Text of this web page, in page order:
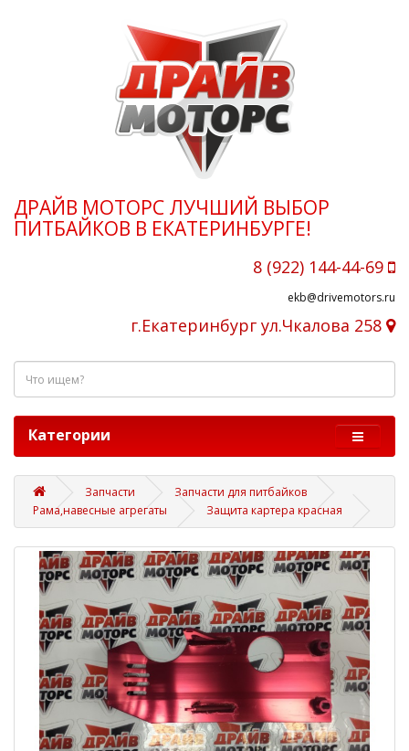
ДРАЙВ МОТОРС ЛУЧШИЙ ВЫБОР
ПИТБАЙКОВ В ЕКАТЕРИНБУРГЕ!
8 (922) 144-44-69
ekb@drivemotors.ru
г.Екатеринбург ул.Чкалова 258
Категории
Запчасти
Запчасти для питбайков
Рама,навесные агрегаты
Защита картера красная